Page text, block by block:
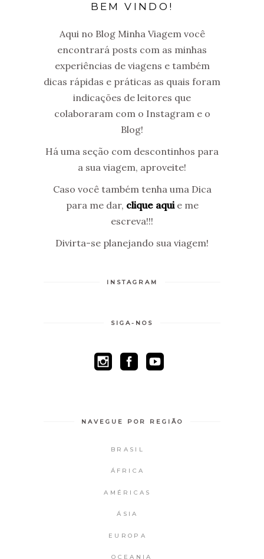
BEM VINDO!
Aqui no Blog Minha Viagem você
encontrará posts com as minhas
experiências de viagens e também
dicas rápidas e práticas as quais foram
indicações de leitores que
colaboraram com o Instagram e o
Blog!
Há uma seção com descontinhos para
a sua viagem, aproveite!
Caso você também tenha uma Dica
para me dar, clique aquie me
escreva!!!
Divirta-se planejando sua viagem!
INSTAGRAM
SIGA-NOS
NAVEGUE POR REGIÃO
BRASIL
ÁFRICA
AMÉRICAS
ÁSIA
EUROPA
OCEANIA